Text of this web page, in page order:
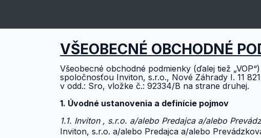
VŠEOBECNÉ OBCHODNÉ
Všeobecné obchodné podmienky (ďalej tiež
spoločnosťou Inviton, s.r.o., Nové Záhrady I. 11
v odd.: Sro, vložke č.: 92334/B na strane druhej.
1. Úvodné ustanovenia a definície pojmov
1.1. Inviton , s.r.o. a/alebo Predajca a/alebo
Inviton, s.r.o. a/alebo Predajca a/alebo